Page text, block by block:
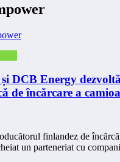
DCB Energy
de încărcare a
finlandez de
un parteneriat cu